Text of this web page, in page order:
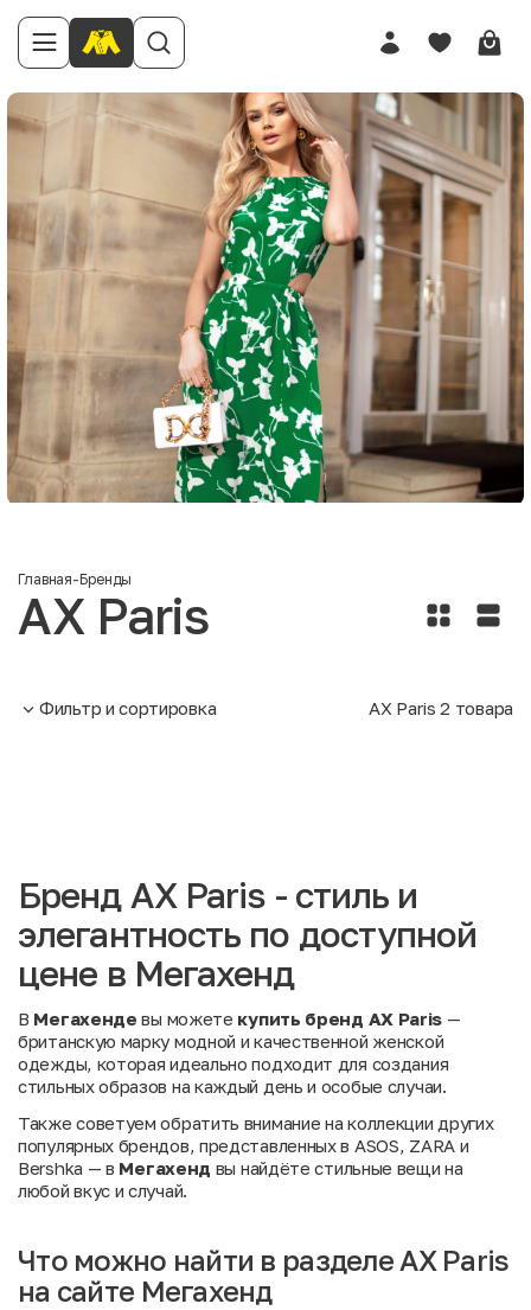
Главная-Бренды
AX Paris
Фильтр и сортировка AX Paris2 товара
Бренд AX Paris - стиль и
элегантность по доступной
цене в Мегахенд
В Мегахенде вы можете купить бренд AX Paris —
британскую марку модной и качественной женской
одежды, которая идеально подходит для создания
стильных образов на каждый день и особые случаи.
Также советуем обратить внимание на коллекции других
популярных брендов, представленных в ASOS, ZARAи
Bershka — в Мегахенд вы найдёте стильные вещи на
любой вкус и случай.
Что можно найти в разделе AX Paris
на сайте Мегахенд